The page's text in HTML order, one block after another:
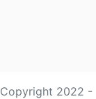
Copyright 2022 -